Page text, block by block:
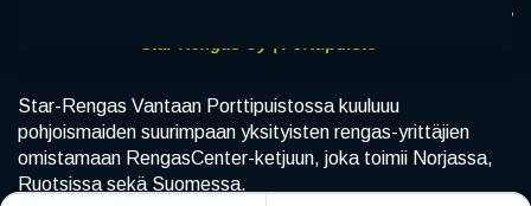
Star-Rengas Vantaan Porttipuistossa kuuluuu
pohjoismaiden suurimpaan yksityisten rengas-yrittäjien
omistamaan RengasCenter-ketjuun, joka toimii Norjassa,
Ruotsissa sekä Suomessa.